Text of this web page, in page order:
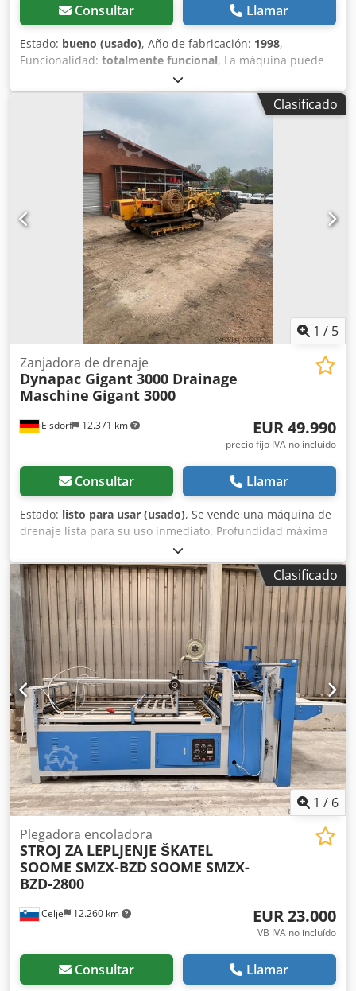
Consultar Llamar
Estado: bueno (usado), Año de fabricación: 1998,
Funcionalidad: totalmente funcional, La máquina puede
llenar bebidas sin gas, agua, jugos, vino y bebidas
carbonatadas. Cedpfx Aevtgaxoiiorf La máquina es
Clasificado
1 / 5
Elsdorf 12.371 km
Zanjadora de drenaje
Dynapac Gigant 3000 Drainage
Maschine Gigant 3000
EUR 49.990
precio fijo IVA no incluído
Consultar Llamar
Estado: listo para usar (usado), Se vende una máquina de
drenaje lista para su uso inmediato. Profundidad máxima
de trabajo de aproximadamente 2 metros. El tren de
rodaje aún tiene al menos un 80% de vida útil. Sistema de
control láser Moba preinstalado, pero no incluido en la
venta. Se vende únicamente debido a la adquisición de un
equipo nuevo. No presenta defectos técnicos. Credpfx
Aozkvd Dsiijf
Clasificado
1 / 6
Celje 12.260 km
Plegadora encoladora
STROJ ZA LEPLJENJE ŠKATEL
SOOME SMZX-BZDSOOME SMZX-
BZD-2800
EUR 23.000
VB IVA no incluído
Consultar Llamar